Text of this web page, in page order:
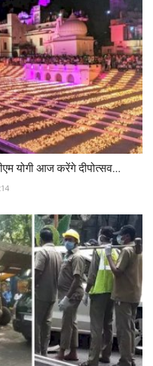
योगी आज करेंगे दीपोत्सव...